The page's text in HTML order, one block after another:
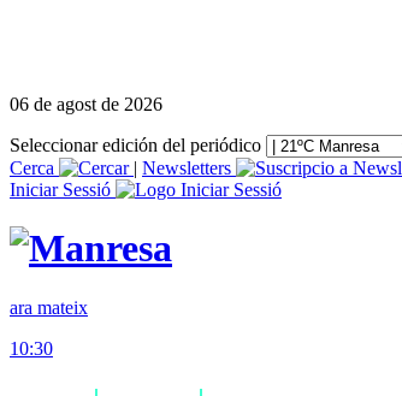
06 de agost de 2026
Seleccionar edición del periódico
Cerca
| Newsletters
Iniciar Sessió
ara mateix
10:30